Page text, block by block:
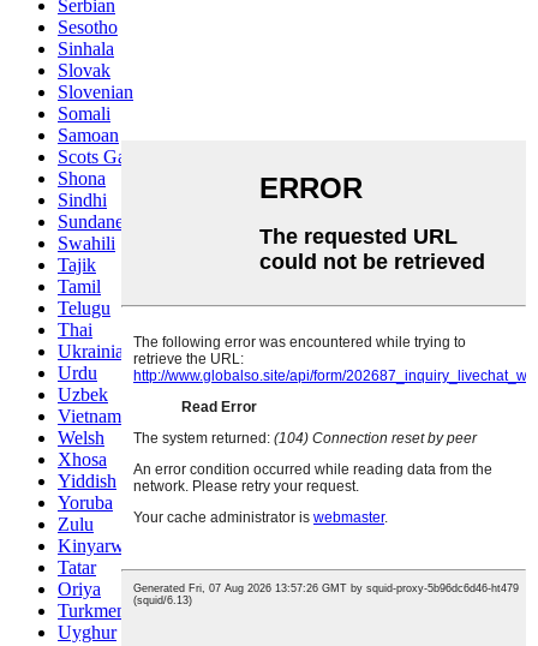
Serbian
Sesotho
Sinhala
Slovak
Slovenian
Somali
Samoan
Scots Gaelic
Shona
Sindhi
Sundanese
Swahili
Tajik
Tamil
Telugu
Thai
Ukrainian
Urdu
Uzbek
Vietnamese
Welsh
Xhosa
Yiddish
Yoruba
Zulu
Kinyarwanda
Tatar
Oriya
Turkmen
Uyghur